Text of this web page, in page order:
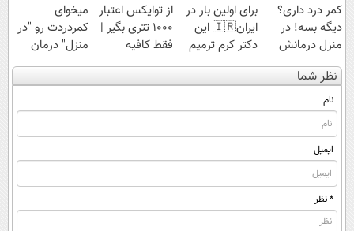
کمر درد داری؟
دیگه بسه! در
منزل درمانش
کن
(◀پرسش‌نامه)
برای اولین بار در
ایران🇮🇷 این
دکتر کرم ترمیم
کننده 23 روزه
ساخت!
از توایکس اعتبار
۱۰۰۰ تتری بگیر |
فقط کافیه
شمارتو وارد کنی
!!!
میخوای
کمردردت رو "در
منزل" درمان
کنی؟ (◂فیلم +
◂پرسش‌نامه)
نظر شما
نام
ایمیل
* نظر